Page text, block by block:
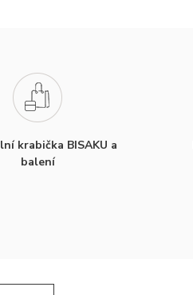
krabička BISAKU a
balení